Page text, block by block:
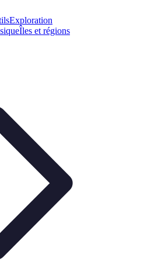
Exploration
Îles et régions